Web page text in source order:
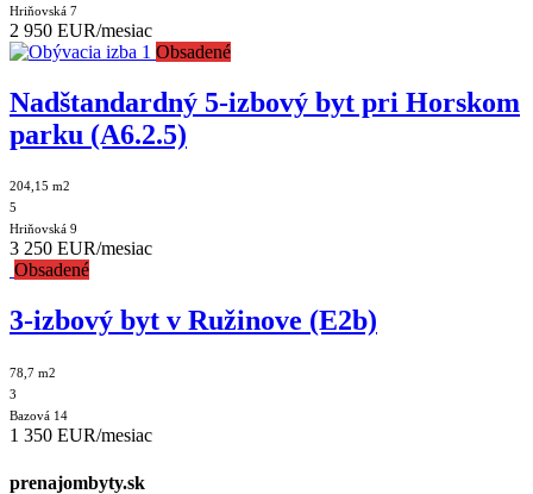
Hriňovská 7
2 950 EUR/mesiac
Obsadené
Nadštandardný 5-izbový byt pri Horskom
parku (A6.2.5)
204,15 m2
5
Hriňovská 9
3 250 EUR/mesiac
Obsadené
3-izbový byt v Ružinove (E2b)
78,7 m2
3
Bazová 14
1 350 EUR/mesiac
prenajombyty.sk